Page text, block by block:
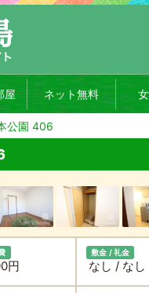
屋 ネット無料
公園 406
円
敷金 / 礼金
なし / なし